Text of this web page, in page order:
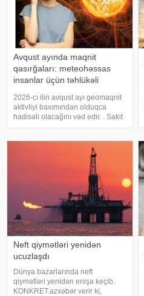
Avqust ayında maqnit
qasırğaları: meteohəssas
insanlar üçün təhlükəli
2026-cı ilin avqust ayı geomaqnit
aktivliyi baxımından olduqca
hadisəli olacağını vəd edir. . Sakit
dövrlər müxtəlif intensivlikli maqnit
Avqust ayında maqnit fırtınaları nə
Neft qiymətləri yenidən
ucuzlaşdı
Dünya bazarlarında neft
qiymətləri yenidən enişə keçib.
KONKRET.azxəbər verir ki,